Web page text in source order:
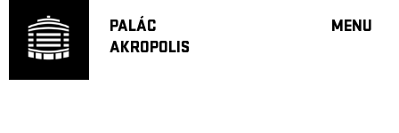
PALÁC
AKROPOLIS
MENU